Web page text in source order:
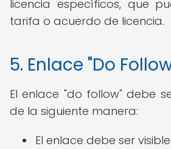
licencia específicos, que
tarifa o acuerdo de licencia.
5. Enlace "Do
El enlace "do follow" debe
de la siguiente manera:
El enlace debe ser